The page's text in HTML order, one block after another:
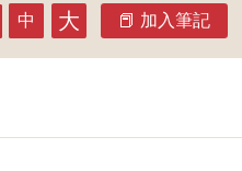
中 大 加入筆記